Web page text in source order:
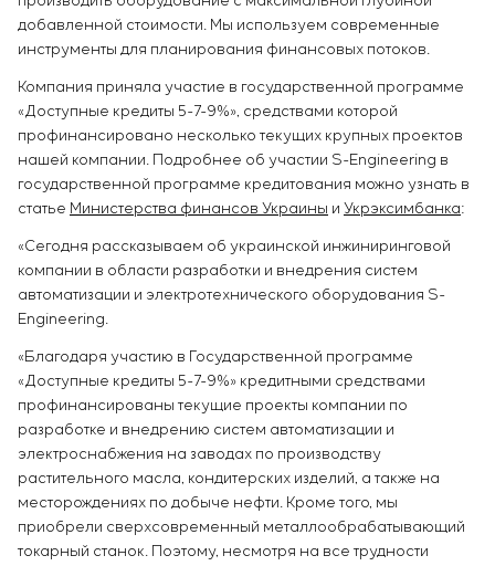
добавленной стоимости. Мы используем современные
инструменты для планирования финансовых потоков.
Компания приняла участие в государственной программе
«Доступные кредиты 5-7-9%», средствами которой
профинансировано несколько текущих крупных проектов
нашей компании. Подробнее об участии S-Engineering в
государственной программе кредитования можно узнать в
статье Министерства финансов Украины и Укрэксимбанка:
«Сегодня рассказываем об украинской инжиниринговой
компании в области разработки и внедрения систем
автоматизации и электротехнического оборудования S-
Engineering.
«Благодаря участию в Государственной программе
«Доступные кредиты 5-7-9%» кредитными средствами
профинансированы текущие проекты компании по
разработке и внедрению систем автоматизации и
электроснабжения на заводах по производству
растительного масла, кондитерских изделий, а также на
месторождениях по добыче нефти. Кроме того, мы
приобрели сверхсовременный металлообрабатывающий
токарный станок. Поэтому, несмотря на все трудности